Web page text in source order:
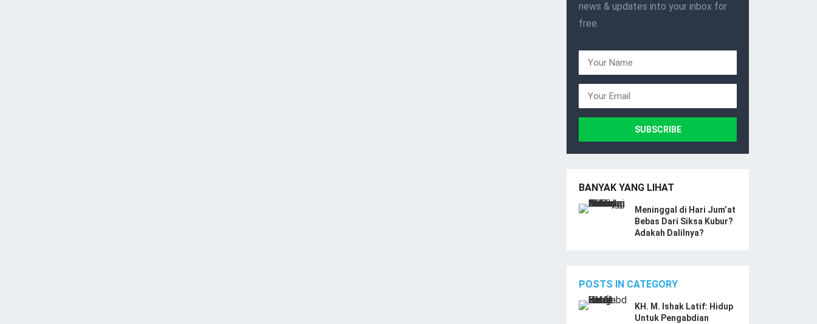
news & updates into your inbox for
free.
BANYAK YANG LIHAT
Meninggal di Hari Jum’at
Bebas Dari Siksa Kubur?
Adakah Dalilnya?
POSTS IN CATEGORY
KH. M. Ishak Latif: Hidup
Untuk Pengabdian